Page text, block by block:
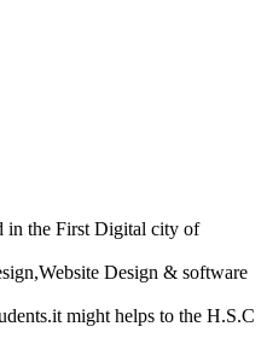
in the First Digital city of
Design & software
might helps to the H.S.C